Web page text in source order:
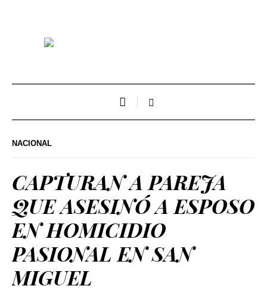
NACIONAL
CAPTURAN A PAREJA
QUE ASESINÓ A ESPOSO
EN HOMICIDIO
PASIONAL EN SAN
MIGUEL